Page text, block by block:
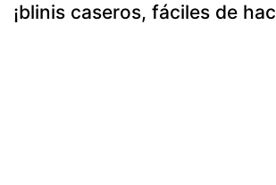
¡blinis caseros, fáciles de